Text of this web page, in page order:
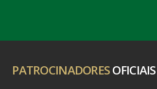
PATROCINADORESOFICIAIS